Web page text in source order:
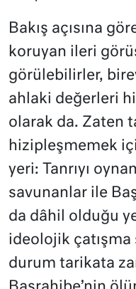
Bakış açısına
koruyan ileri
görülebilirler,
ahlaki değerleri
olarak da. Zaten
hizipleşmemek
yeri: Tanrıyı
savunanlar ile
da dâhil olduğu
ideolojik çatışma
durum tarikata